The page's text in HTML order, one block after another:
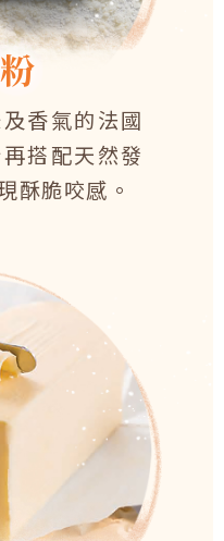
香氣的法國
搭配天然發
酥脆咬感。